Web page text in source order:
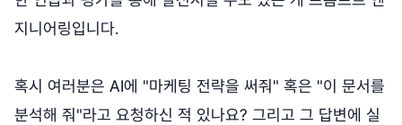
지니어링입니다.
혹시 여러분은 AI에 "마케팅 전략을 써줘" 혹은 "이 문서를
분석해 줘"라고 요청하신 적 있나요? 그리고 그 답변에 실